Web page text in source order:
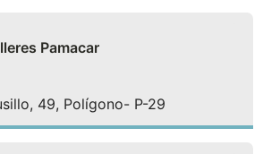
Pamacar
49, Polígono- P-29